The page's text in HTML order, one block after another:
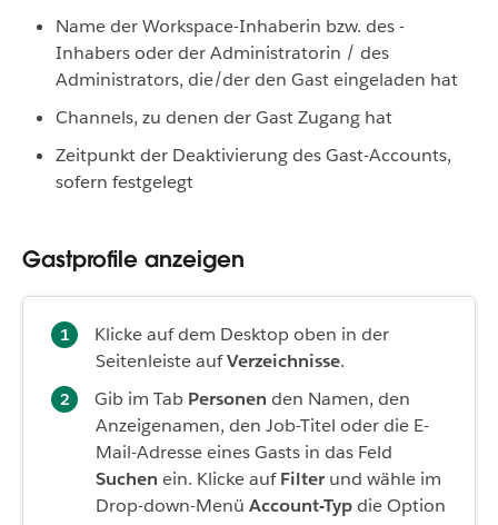
Name der Workspace-Inhaberin bzw. des -
Inhabers oder der Administratorin / des
Administrators, die/der den Gast eingeladen hat
Channels, zu denen der Gast Zugang hat
Zeitpunkt der Deaktivierung des Gast-Accounts,
sofern festgelegt
Gastprofile anzeigen
Klicke auf dem Desktop oben in der
Seitenleiste aufVerzeichnisse.
Gib im Tab Personen den Namen, den
Anzeigenamen, den Job-Titel oder die E-
Mail-Adresse eines Gasts in das Feld
Suchen ein. Klicke aufFilterund wähle im
Drop-down-Menü Account-Typdie Option